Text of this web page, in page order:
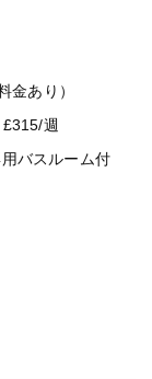
金あり）
週
バスルーム付